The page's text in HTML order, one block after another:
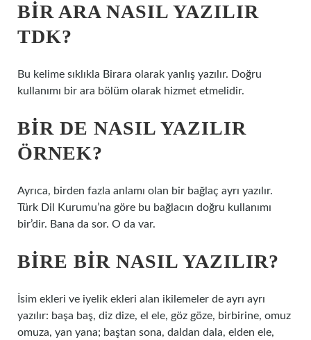
BIR ARA NASIL YAZILIR
TDK?
Bu kelime sıklıkla Birara olarak yanlış yazılır. Doğru
kullanımı bir ara bölüm olarak hizmet etmelidir.
BIR DE NASIL YAZILIR
ÖRNEK?
Ayrıca, birden fazla anlamı olan bir bağlaç ayrı yazılır.
Türk Dil Kurumu’na göre bu bağlacın doğru kullanımı
bir’dir. Bana da sor. O da var.
BIRE BIR NASIL YAZILIR?
İsim ekleri ve iyelik ekleri alan ikilemeler de ayrı ayrı
yazılır: başa baş, diz dize, el ele, göz göze, birbirine, omuz
omuza, yan yana; baştan sona, daldan dala, elden ele,